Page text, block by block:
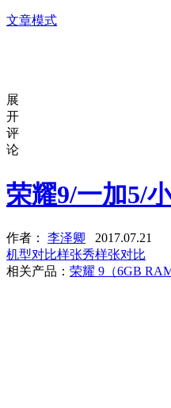
文章模式
展
开
评
论
荣耀9/一加5/
作者： 李泽卿
2017.07.21
机型对比样张秀样张对比
相关产品： 荣耀 9（6GB